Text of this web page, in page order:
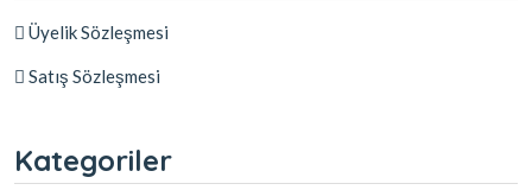
Üyelik Sözleşmesi
Satış Sözleşmesi
Kategoriler